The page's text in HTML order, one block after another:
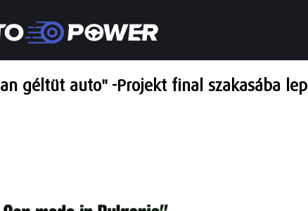
géltüt auto" -Projekt final szakasába lep